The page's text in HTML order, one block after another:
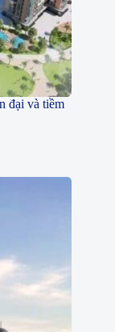
đại và tiềm